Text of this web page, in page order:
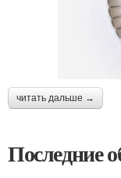
читать дальше →
Последние